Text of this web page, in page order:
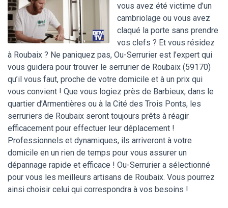
vous avez été victime d’un
cambriolage ou vous avez
claqué la porte sans prendre
vos clefs ? Et vous résidez
à Roubaix ? Ne paniquez pas, Ou-Serrurier est l’expert qui
vous guidera pour trouver le serrurier de Roubaix (59170)
qu’il vous faut, proche de votre domicile et à un prix qui
vous convient ! Que vous logiez près de Barbieux, dans le
quartier d’Armentières ou à la Cité des Trois Ponts, les
serruriers de Roubaix seront toujours prêts à réagir
efficacement pour effectuer leur déplacement !
Professionnels et dynamiques, ils arriveront à votre
domicile en un rien de temps pour vous assurer un
dépannage rapide et efficace ! Ou-Serrurier a sélectionné
pour vous les meilleurs artisans de Roubaix. Vous pourrez
ainsi choisir celui qui correspondra à vos besoins !